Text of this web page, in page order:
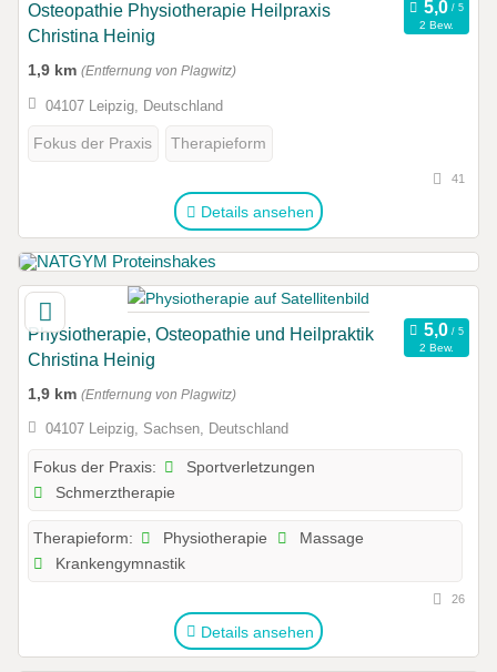
Osteopathie Physiotherapie Heilpraxis
Christina Heinig
2 Bew.
1,9 km (Entfernung von Plagwitz)
04107 Leipzig, Deutschland
Fokus der Praxis Therapieform
41
Details ansehen
Physiotherapie, Osteopathie und Heilpraktik
Christina Heinig
2 Bew.
1,9 km (Entfernung von Plagwitz)
04107 Leipzig, Sachsen, Deutschland
Fokus der Praxis:
Sportverletzungen
Schmerztherapie
Therapieform: Physiotherapie
Massage
Krankengymnastik
26
Details ansehen